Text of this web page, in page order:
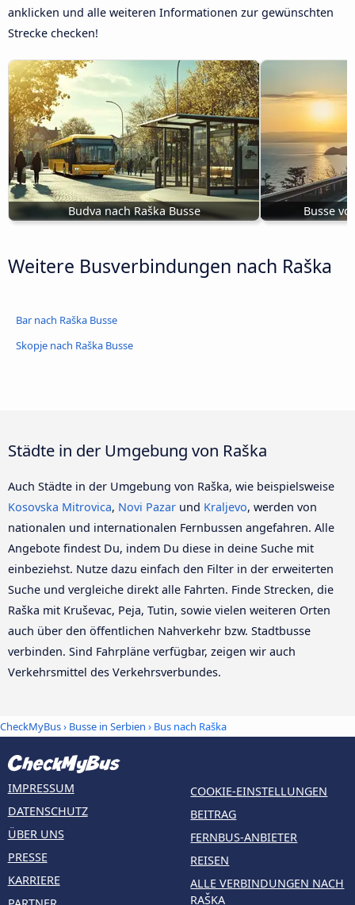
anklicken und alle weiteren Informationen zur gewünschten
Strecke checken!
Budva nach Raška Busse Busse
Weitere Busverbindungen nach Raška
Bar nach Raška Busse
Skopje nach Raška Busse
Städte in der Umgebung von Raška
Auch Städte in der Umgebung von Raška, wie beispielsweise
Kosovska Mitrovica, Novi Pazar und Kraljevo, werden von
nationalen und internationalen Fernbussen angefahren. Alle
Angebote findest Du, indem Du diese in deine Suche mit
einbeziehst. Nutze dazu einfach den Filter in der erweiterten
Suche und vergleiche direkt alle Fahrten. Finde Strecken, die
Raška mit Kruševac, Peja, Tutin, sowie vielen weiteren Orten
auch über den öffentlichen Nahverkehr bzw. Stadtbusse
verbinden. Sind Fahrpläne verfügbar, zeigen wir auch
Verkehrsmittel des Verkehrsverbundes.
CheckMyBus› Busse in Serbien › Bus nach Raška
IMPRESSUM
DATENSCHUTZ
ÜBER UNS
PRESSE
KARRIERE
COOKIE-EINSTELLUNGEN
BEITRAG
FERNBUS-ANBIETER
REISEN
ALLE VERBINDUNGEN NACH
RAŠKA